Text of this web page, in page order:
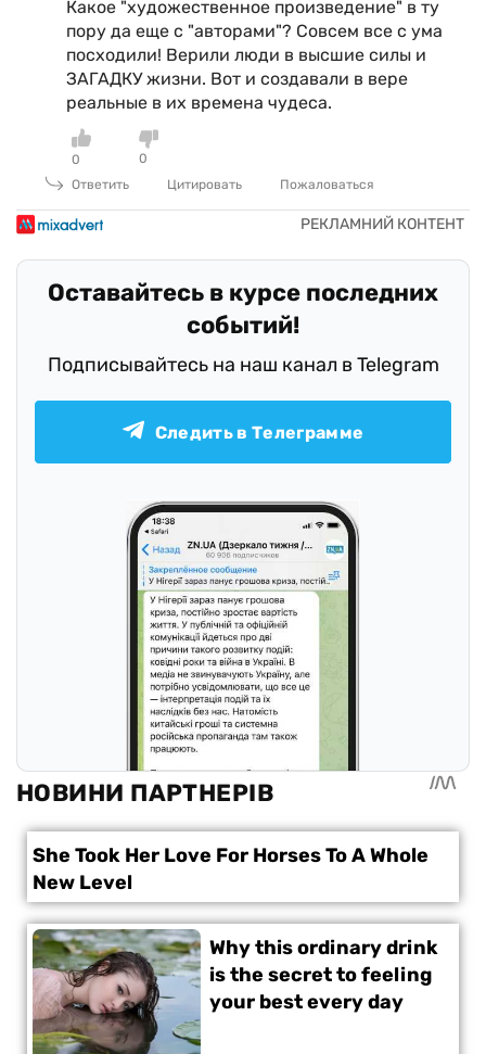
Какое "художественное произведение" в ту
пору да еще с "авторами"? Совсем все с ума
посходили! Верили люди в высшие силы и
ЗАГАДКУ жизни. Вот и создавали в вере
реальные в их времена чудеса.
0
0
Ответить
Цитировать Пожаловаться
Оставайтесь в курсе последних
событий!
Подписывайтесь на наш канал в Telegram
Следить в Телеграмме